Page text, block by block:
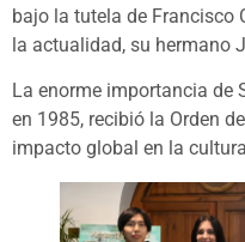
bajo la tutela de Francisco
la actualidad, su hermano
La enorme importancia de
en 1985, recibió la Orden
impacto global en la